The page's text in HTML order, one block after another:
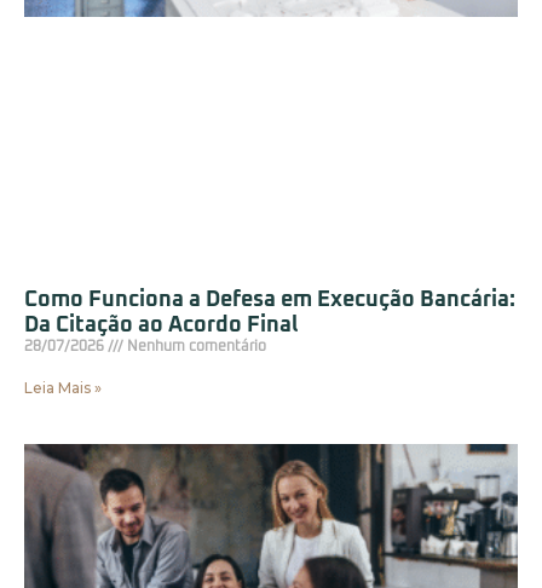
Como Funciona a Defesa em Execução Bancária:
Da Citação ao Acordo Final
28/07/2026 Nenhum comentário
Leia Mais »